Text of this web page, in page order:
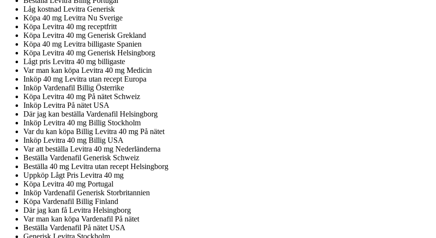
Låg kostnad Levitra Generisk
Köpa 40 mg Levitra Nu Sverige
Köpa Levitra 40 mg receptfritt
Köpa Levitra 40 mg Generisk Grekland
Köpa 40 mg Levitra billigaste Spanien
Köpa Levitra 40 mg Generisk Helsingborg
Lågt pris Levitra 40 mg billigaste
Var man kan köpa Levitra 40 mg Medicin
Inköp 40 mg Levitra utan recept Europa
Inköp Vardenafil Billig Österrike
Köpa Levitra 40 mg På nätet Schweiz
Inköp Levitra På nätet USA
Där jag kan beställa Vardenafil Helsingborg
Inköp Levitra 40 mg Billig Stockholm
Var du kan köpa Billig Levitra 40 mg På nätet
Inköp Levitra 40 mg Billig USA
Var att beställa Levitra 40 mg Nederländerna
Beställa Vardenafil Generisk Schweiz
Beställa 40 mg Levitra utan recept Helsingborg
Uppköp Lågt Pris Levitra 40 mg
Köpa Levitra 40 mg Portugal
Inköp Vardenafil Generisk Storbritannien
Köpa Vardenafil Billig Finland
Där jag kan få Levitra Helsingborg
Var man kan köpa Vardenafil På nätet
Beställa Vardenafil På nätet USA
Generisk Levitra Stockholm